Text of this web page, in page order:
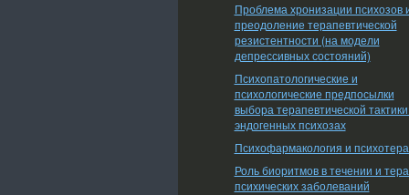
Проблема хронизации психозов
преодоление терапевтической
резистентности (на модели
депрессивных состояний)
Психопатологические и
психологические предпосылки
выбора терапевтической
эндогенных психозах
Психофармакология и
Роль биоритмов в течении и
психических заболеваний